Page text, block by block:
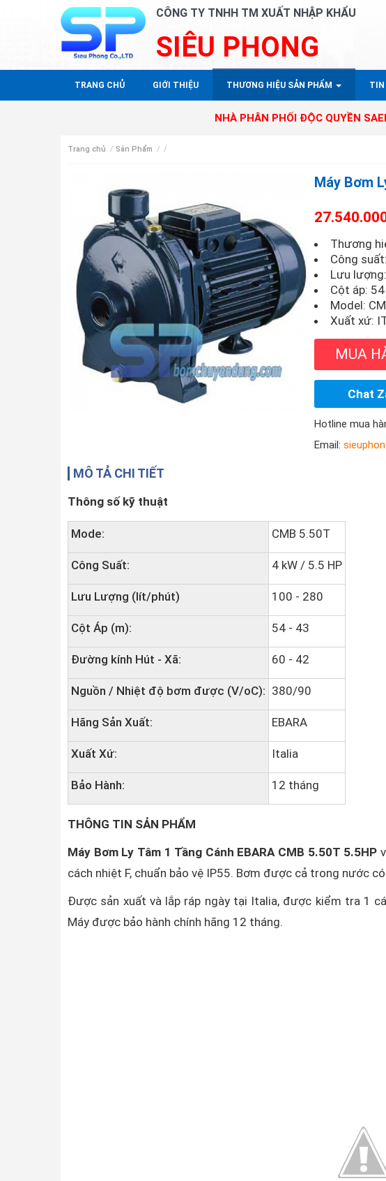
CÔNG TY TNHH TM XUẤT NHẬP KHẨU
SIÊU PHONG
TRANG CHỦ GIỚI THIỆU THƯƠNG HIỆU SẢN PHẨM TIN
NHÀ PHÂN PHỐI ĐỘC QUYỀN SAER, ZENIT
Trang chủ / Sản Phẩm / /
Máy Bơm
Thương
Công
Lưu
Cột áp:
Model:
Xuất xứ:
MUA
Chat
Hotline mua
Email:
MÔ TẢ CHI TIẾT
Thông số kỹ thuật
Mode: CMB 5.50T
Công Suất: 4 kW / 5.5 HP
Lưu Lượng (lít/phút) 100 - 280
Cột Áp (m): 54 - 43
Đường kính Hút - Xã: 60 - 42
Nguồn / Nhiệt độ bơm được (V/oC): 380/90
Hãng Sản Xuất: EBARA
Xuất Xứ: Italia
Bảo Hành: 12 tháng
THÔNG TIN SẢN PHẨM
Máy Bơm Ly Tâm 1 Tầng Cánh EBARA CMB 5.50T 5.5HP
cách nhiệt F, chuẩn bảo vệ IP55. Bơm được cả trong nước
Được sản xuất và lắp ráp ngày tại Italia, được kiểm tra 1
Máy được bảo hành chính hãng 12 tháng.